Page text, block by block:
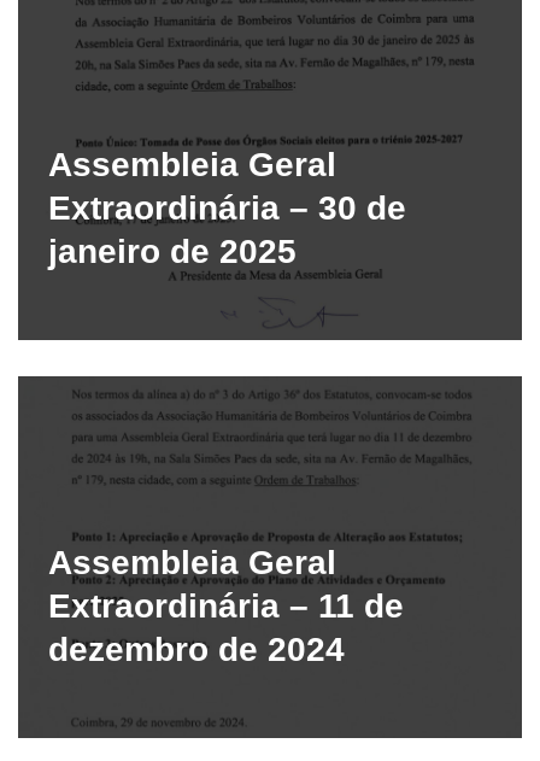
Assembleia Geral
Extraordinária – 30 de
janeiro de 2025
Assembleia Geral
Extraordinária – 11 de
dezembro de 2024